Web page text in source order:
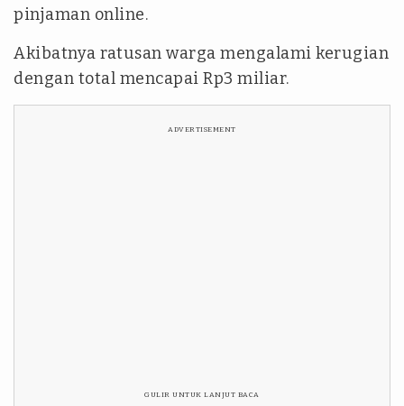
pinjaman online.
Akibatnya ratusan warga mengalami kerugian
dengan total mencapai Rp3 miliar.
ADVERTISEMENT
GULIR UNTUK LANJUT BACA